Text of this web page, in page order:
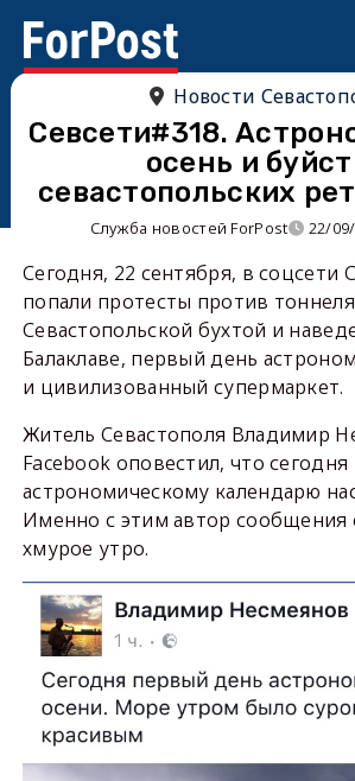
Новости
Севсети#318.
осень и
севастопольских
Служба новостей ForPost 22/
Сегодня, 22 сентября, в соцсети
попали протесты против
Севастопольской бухтой и
Балаклаве, первый день
и цивилизованный супермаркет.
Житель Севастополя Владимир
Facebook оповестил, что сегодня
астрономическому календарю
Именно с этим автор сообщения
хмурое утро.